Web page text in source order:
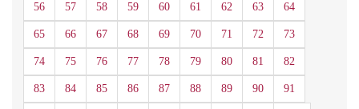
56 57 58 59 60 61 62 63 64
65 66 67 68 69 70 71 72 73
74 75 76 77 78 79 80 81 82
83 84 85 86 87 88 89 90 91